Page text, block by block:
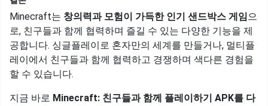
Minecraft는 창의력과 모험이 가득한 인기 샌드박스 게임으
로, 친구들과 함께 협력하며 즐길 수 있는 다양한 기능을 제
공합니다. 싱글플레이로 혼자만의 세계를 만들거나, 멀티플
레이에서 친구들과 함께 협력하고 경쟁하며 색다른 경험을
할 수 있습니다.
지금 바로 Minecraft: 친구들과 함께 플레이하기 APK를 다